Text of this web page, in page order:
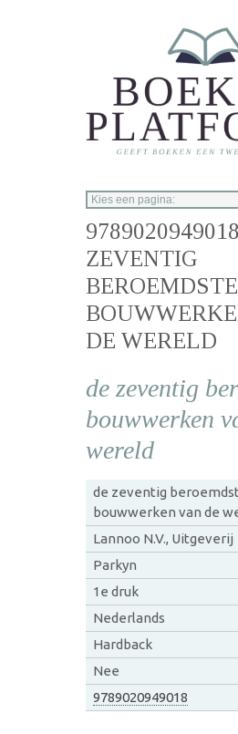
ZEVENTIG
BEROEMDSTE
DE WERELD
de zeventig
bouwwerken
wereld
de zeventig
bouwwerken van de
Lannoo N.V., Uitgeverij
Parkyn
1e druk
Nederlands
Hardback
Nee
9789020949018